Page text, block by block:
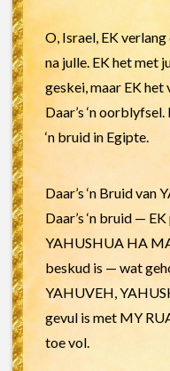
O, Israel, EK
na julle. EK het met
geskei, maar EK het
Daar’s ‘n oorblyfsel.
‘n bruid in Egipte.
Daar’s ‘n Bruid
Daar’s ‘n bruid —
YAHUSHUA HA
beskud is — wat
YAHUVEH,
gevul is met MY
toe vol.